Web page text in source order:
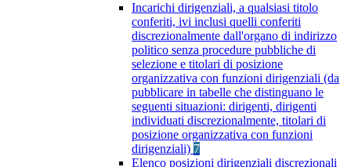
Incarichi dirigenziali, a qualsiasi titolo
conferiti, ivi inclusi quelli conferiti
discrezionalmente dall'organo di indirizzo
politico senza procedure pubbliche di
selezione e titolari di posizione
organizzativa con funzioni dirigenziali (da
pubblicare in tabelle che distinguano le
seguenti situazioni: dirigenti, dirigenti
individuati discrezionalmente, titolari di
posizione organizzativa con funzioni
dirigenziali) 7
Elenco posizioni dirigenziali discrezionali